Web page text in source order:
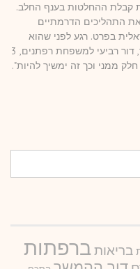
קבלת ההחלטות בענף החלב.
התהליכים הדרמתיים
בפרט. רגע לפני שהוא
ומשפחתו טסים לקליפורניה, מסכם שחר, דור רביעי למשפחת רפתנים, 3
ממני וכך זה ימשיך להיות".
בריאותברפתות